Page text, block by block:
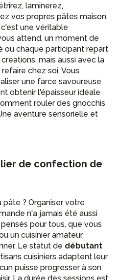
laminerez,
vos propres pâtes maison.
une véritable
attend, un moment de
où chaque participant repart
mais aussi avec la
chez soi. Vous
une farce savoureuse
obtenir l'épaisseur idéale
rouler des gnocchis
aventure sensorielle et
de confection de
? Organiser votre
n'a jamais été aussi
pour tous, que vous
un cuisinier amateur
Le statut de débutant
cuisiniers adaptent leur
puisse progresser à son
La durée des sessions est